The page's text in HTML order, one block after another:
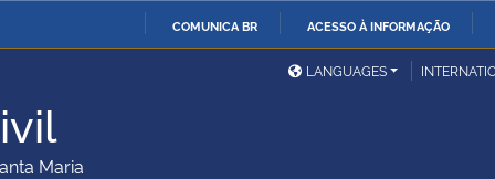
COMUNICA BR ACESSO À INFORMAÇÃO
Ministério da Defesa
Ministério das Relações
Exteriores
Ministério da Cidadania
LANGUAGES
Maria